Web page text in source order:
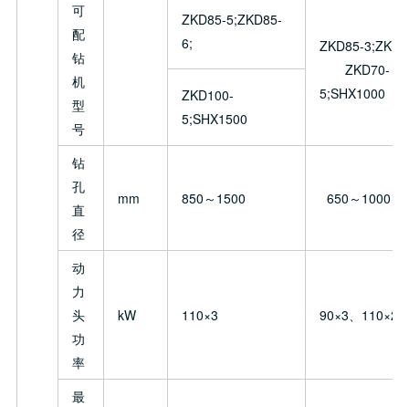
可
配
钻
机
型
号
ZKD85-5;ZKD85-
6;
ZKD85-
ZKD70-
5;SHX1000
ZKD100-
5;SHX1500
钻
孔
直
径
mm 850～1500 650～1000
动
力
头
功
率
kW 110×3 90×3、110×2
最